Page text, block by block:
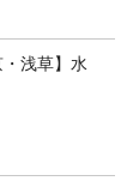
浅草】水